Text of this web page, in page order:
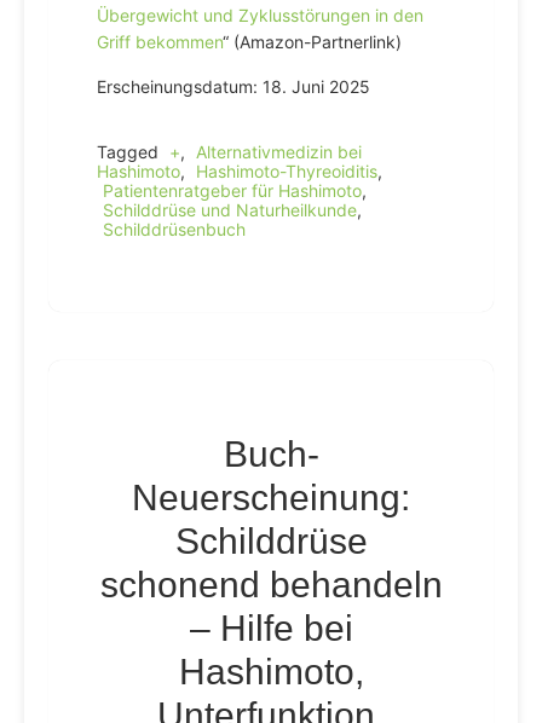
Übergewicht und Zyklusstörungen in den
Griff bekommen“ (Amazon-Partnerlink)
Erscheinungsdatum: 18. Juni 2025
Tagged +,
Alternativmedizin bei
Hashimoto, Hashimoto-Thyreoiditis,
Patientenratgeber für Hashimoto,
Schilddrüse und Naturheilkunde,
Schilddrüsenbuch
Buch-
Neuerscheinung:
Schilddrüse
schonend behandeln
– Hilfe bei
Hashimoto,